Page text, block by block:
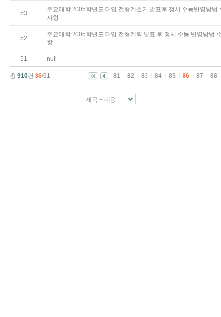
53
주요대학 2005학년도 대입 전형계호기 발표후 정시 수능반영방법
사항
52
주요대학 2005학년도 대입 전형계획 발표 후 정시 수능 반영방법
항
51 null
총 910건 86/91 81 82 83 84 85 86 87 88
제목 + 내용